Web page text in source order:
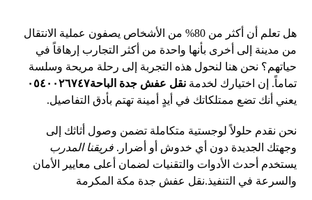
هل تعلم أن أكثر من 80% من الأشخاص يصفون عملية الانتقال
من مدينة إلى أخرى بأنها واحدة من أكثر التجارب إرهاقاً في
حياتهم؟ نحن هنا لنحول هذه التجربة إلى رحلة مريحة وسلسة
تماماً. إن اختيارك لخدمةنقل عفش جدة الباحة٠٥٤٠٠٢٦٧٤٧
يعني أنك تضع ممتلكاتك في أيدٍ أمينة تهتم بأدق التفاصيل.
نحن نقدم حلولاً لوجستية متكاملة تضمن وصول أثاثك إلى
وجهتك الجديدة دون أي خدوش أو أضرار.فريقنا المدرب
يستخدم أحدث الأدوات والتقنيات لضمان أعلى معايير الأمان
والسرعة في التنفيذ.نقل عفش جدة مكة المكرمة